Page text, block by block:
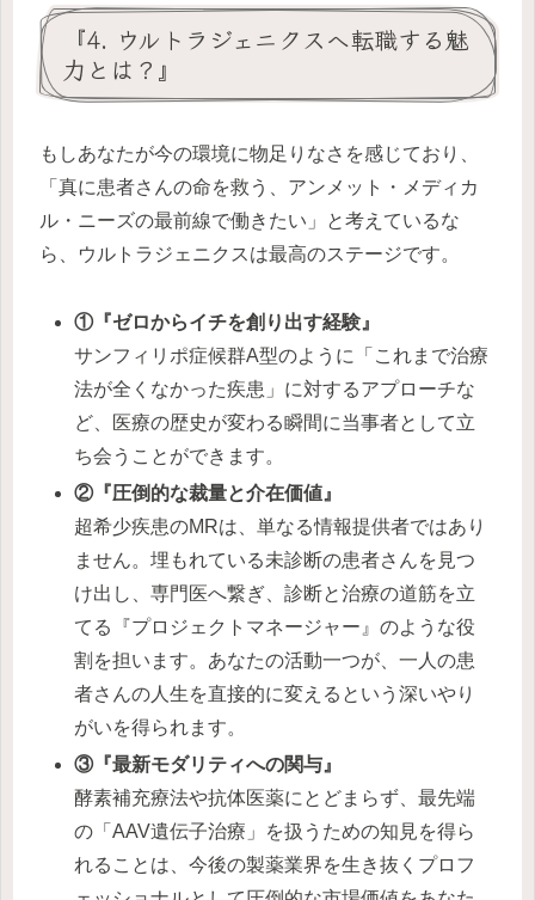
『4. ウルトラジェニクスへ転職する魅
力とは？』
もしあなたが今の環境に物足りなさを感じており、
「真に患者さんの命を救う、アンメット・メディカ
ル・ニーズの最前線で働きたい」と考えているな
ら、ウルトラジェニクスは最高のステージです。
①『ゼロからイチを創り出す経験』
サンフィリポ症候群A型のように「これまで治療
法が全くなかった疾患」に対するアプローチな
ど、医療の歴史が変わる瞬間に当事者として立
ち会うことができます。
②『圧倒的な裁量と介在価値』
超希少疾患のMRは、単なる情報提供者ではあり
ません。埋もれている未診断の患者さんを見つ
け出し、専門医へ繋ぎ、診断と治療の道筋を立
てる『プロジェクトマネージャー』のような役
割を担います。あなたの活動一つが、一人の患
者さんの人生を直接的に変えるという深いやり
がいを得られます。
③『最新モダリティへの関与』
酵素補充療法や抗体医薬にとどまらず、最先端
の「AAV遺伝子治療」を扱うための知見を得ら
れることは、今後の製薬業界を生き抜くプロフ